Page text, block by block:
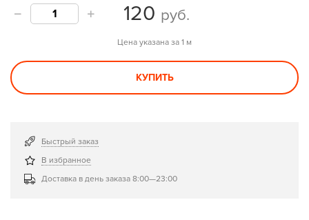
120 руб.
Цена указана за 1 м
КУПИТЬ
Быстрый заказ
В избранное
Доставка в день заказа 8:00—23:00